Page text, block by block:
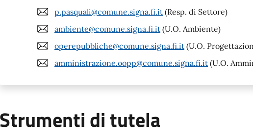
p.pasquali@comune.signa.fi.it (Resp. di Settore)
ambiente@comune.signa.fi.it (U.O. Ambiente)
operepubbliche@comune.signa.fi.it (U.O.
amministrazione.oopp@comune.signa.fi.it (U.O.
Strumenti di tutela